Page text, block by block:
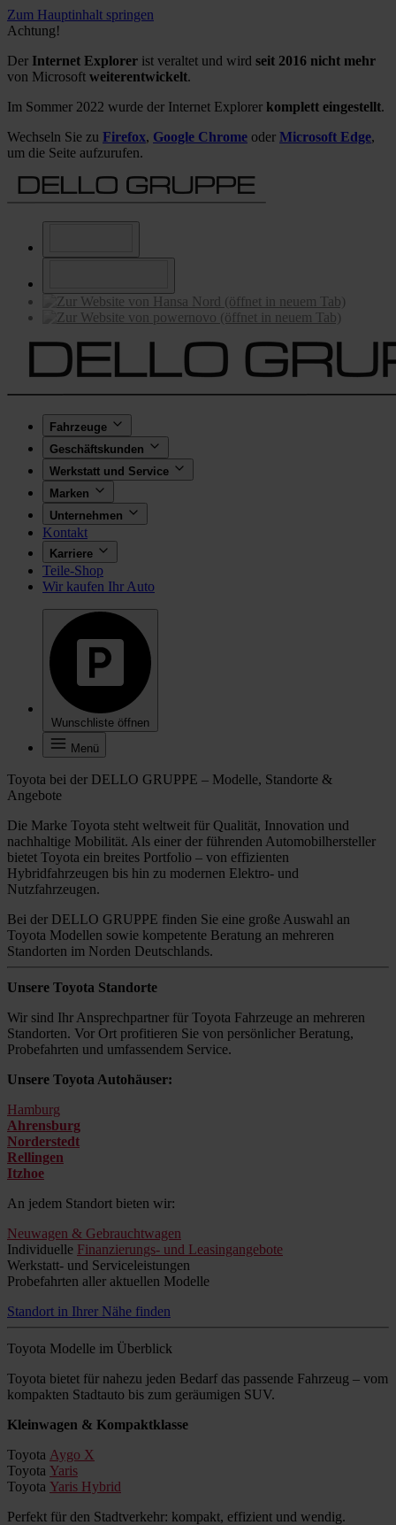
Zum Hauptinhalt springen
Achtung!
Der Internet Explorer ist veraltet und wird seit 2016 nicht mehr
von Microsoft weiterentwickelt.
Im Sommer 2022 wurde der Internet Explorer komplett eingestellt.
Wechseln Sie zu Firefox, Google Chrome oder Microsoft Edge,
um die Seite aufzurufen.
Fahrzeuge
Geschäftskunden
Werkstatt und Service
Marken
Unternehmen
Kontakt
Karriere
Teile-Shop
Wir kaufen Ihr Auto
Wunschliste öffnen
Menü
Toyota bei der DELLO GRUPPE – Modelle, Standorte &
Angebote
Die Marke Toyota steht weltweit für Qualität, Innovation und
nachhaltige Mobilität. Als einer der führenden Automobilhersteller
bietet Toyota ein breites Portfolio – von effizienten
Hybridfahrzeugen bis hin zu modernen Elektro- und
Nutzfahrzeugen.
Bei der DELLO GRUPPE finden Sie eine große Auswahl an
Toyota Modellen sowie kompetente Beratung an mehreren
Standorten im Norden Deutschlands.
Unsere Toyota Standorte
Wir sind Ihr Ansprechpartner für Toyota Fahrzeuge an mehreren
Standorten. Vor Ort profitieren Sie von persönlicher Beratung,
Probefahrten und umfassendem Service.
Unsere Toyota Autohäuser:
Hamburg
Ahrensburg
Norderstedt
Rellingen
Itzhoe
An jedem Standort bieten wir:
Neuwagen & Gebrauchtwagen
Individuelle Finanzierungs- und Leasingangebote
Werkstatt- und Serviceleistungen
Probefahrten aller aktuellen Modelle
Standort in Ihrer Nähe finden
Toyota Modelle im Überblick
Toyota bietet für nahezu jeden Bedarf das passende Fahrzeug – vom
kompakten Stadtauto bis zum geräumigen SUV.
Kleinwagen & Kompaktklasse
Toyota Aygo X
Toyota Yaris
Toyota Yaris Hybrid
Perfekt für den Stadtverkehr: kompakt, effizient und wendig.